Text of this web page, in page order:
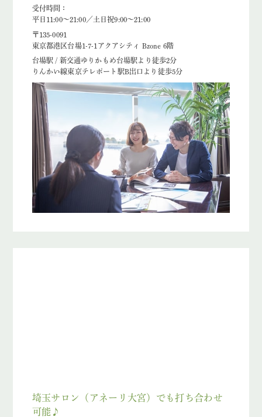
受付時間：
平日11:00～21:00／土日祝9:00～21:00
〒135-0091
東京都港区台場1-7-1アクアシティ Bzone 6階
台場駅 / 新交通ゆりかもめ台場駅より徒歩2分
りんかい線東京テレポート駅B出口より徒歩5分
埼玉サロン（アネーリ大宮）でも打ち合わせ
可能♪